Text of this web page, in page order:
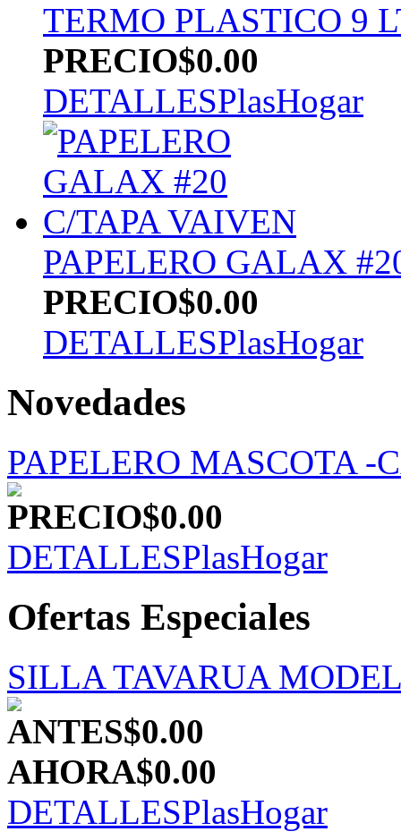
TERMO PLASTICO 9
PRECIO$0.00
DETALLESPlasHogar
PAPELERO GALAX
PRECIO$0.00
DETALLESPlasHogar
Novedades
PAPELERO MASCOTA -
PRECIO$0.00
DETALLESPlasHogar
Ofertas Especiales
SILLA TAVARUA
ANTES$0.00
AHORA$0.00
DETALLESPlasHogar